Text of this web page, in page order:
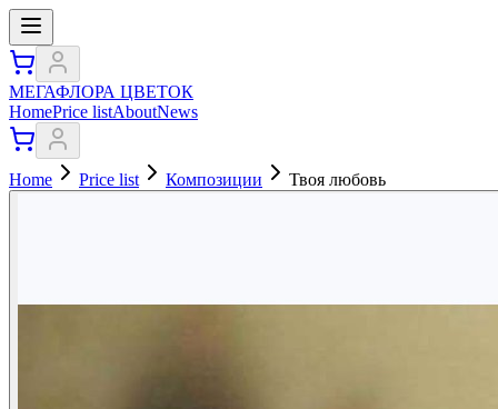
МЕГАФЛОРА ЦВЕТОК
HomePrice listAboutNews
Home Price list Композиции Твоя любовь